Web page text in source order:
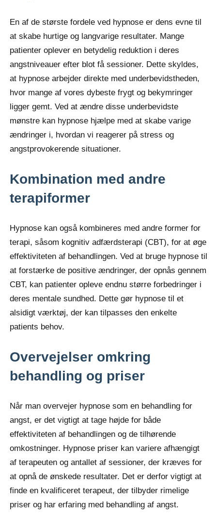
En af de største fordele ved hypnose er dens evne til
at skabe hurtige og langvarige resultater. Mange
patienter oplever en betydelig reduktion i deres
angstniveauer efter blot få sessioner. Dette skyldes,
at hypnose arbejder direkte med underbevidstheden,
hvor mange af vores dybeste frygt og bekymringer
ligger gemt. Ved at ændre disse underbevidste
mønstre kan hypnose hjælpe med at skabe varige
ændringer i, hvordan vi reagerer på stress og
angstprovokerende situationer.
Kombination med andre
terapiformer
Hypnose kan også kombineres med andre former for
terapi, såsom kognitiv adfærdsterapi (CBT), for at øge
effektiviteten af behandlingen. Ved at bruge hypnose til
at forstærke de positive ændringer, der opnås gennem
CBT, kan patienter opleve endnu større forbedringer i
deres mentale sundhed. Dette gør hypnose til et
alsidigt værktøj, der kan tilpasses den enkelte
patients behov.
Overvejelser omkring
behandling og priser
Når man overvejer hypnose som en behandling for
angst, er det vigtigt at tage højde for både
effektiviteten af behandlingen og de tilhørende
omkostninger. Hypnose priser kan variere afhængigt
af terapeuten og antallet af sessioner, der kræves for
at opnå de ønskede resultater. Det er derfor vigtigt at
finde en kvalificeret terapeut, der tilbyder rimelige
priser og har erfaring med behandling af angst.